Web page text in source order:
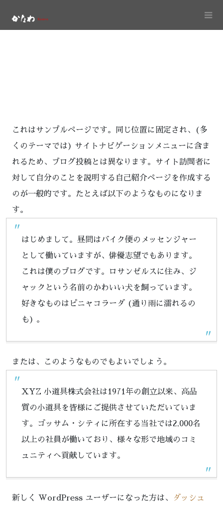
これはサンプルページです。同じ位置に固定され、(多
くのテーマでは) サイトナビゲーションメニューに含ま
れるため、ブログ投稿とは異なります。サイト訪問者に
対して自分のことを説明する自己紹介ページを作成する
のが一般的です。たとえば以下のようなものになりま
す。
はじめまして。昼間はバイク便のメッセンジャー
として働いていますが、俳優志望でもあります。
これは僕のブログです。ロサンゼルスに住み、ジ
ャックという名前のかわいい犬を飼っています。
好きなものはピニャコラーダ (通り雨に濡れるの
も) 。
または、このようなものでもよいでしょう。
XYZ 小道具株式会社は1971年の創立以来、高品
質の小道具を皆様にご提供させていただいていま
す。ゴッサム・シティに所在する当社では2,000名
以上の社員が働いており、様々な形で地域のコミ
ュニティへ貢献しています。
新しく WordPress ユーザーになった方は、
ダッシュ